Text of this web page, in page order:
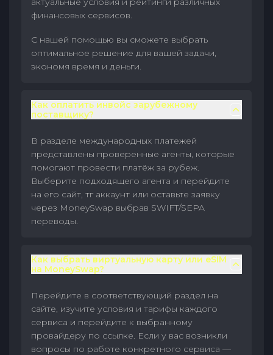
финансовых сервисов.
С нашей помощью вы сможете выбрать
оптимальное решение для вашей задачи,
экономя время и деньги.
Как оплатить инвойс зарубежному
поставщику?
В разделе международных платежей
представлены проверенные агенты, которые
помогают провести платёж за рубеж.
Выберите подходящего агента и перейдите
на его сайт, тг аккаунт или оставьте заявку
через MoneySwap выбрав SWIFT/SEPA
переводы.
Как выбрать виртуальную карту или eSIM
на MoneySwap?
Перейдите в соответствующий раздел на
сайте, изучите условия и тарифы каждого
сервиса и перейдите к выбранному
провайдеру по ссылке. Если у вас возникли
вопросы по работе конкретного сервиса —